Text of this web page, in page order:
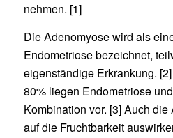
nehmen. [1]
Die Adenomyose wird als
Endometriose bezeichnet,
eigenständige Erkrankung.
80% liegen Endometriose
Kombination vor. [3] Auch
auf die Fruchtbarkeit